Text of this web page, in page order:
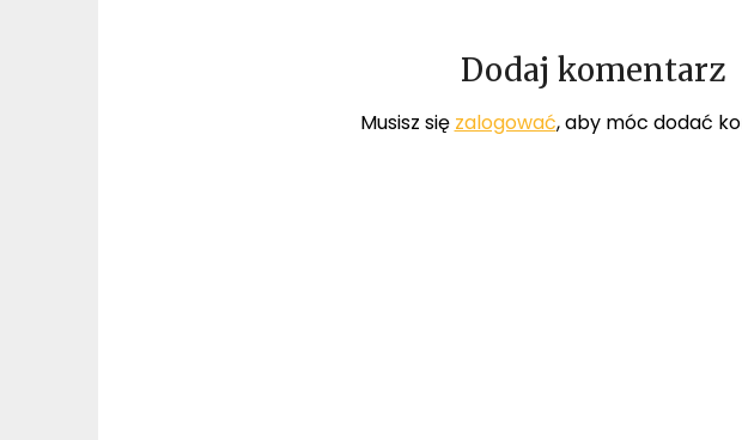
Dodaj komentarz
Musisz się zalogować, aby móc dodać